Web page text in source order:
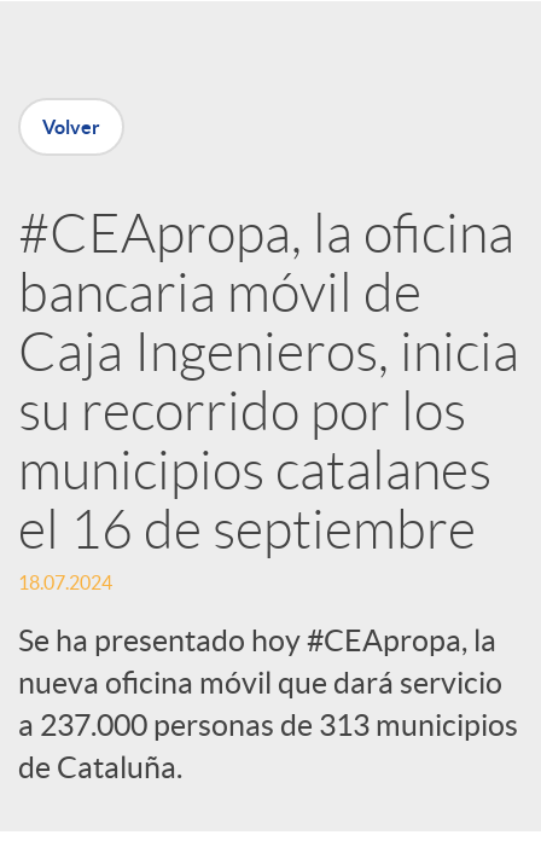
n
e
d
e
s
S
o
c
i
Volver
#CEApropa, la oficina
bancaria móvil de
Caja Ingenieros, inicia
su recorrido por los
municipios catalanes
el 16 de septiembre
18.07.2024
Se ha presentado hoy #CEApropa, la
nueva oficina móvil que dará servicio
a 237.000 personas de 313 municipios
de Cataluña.